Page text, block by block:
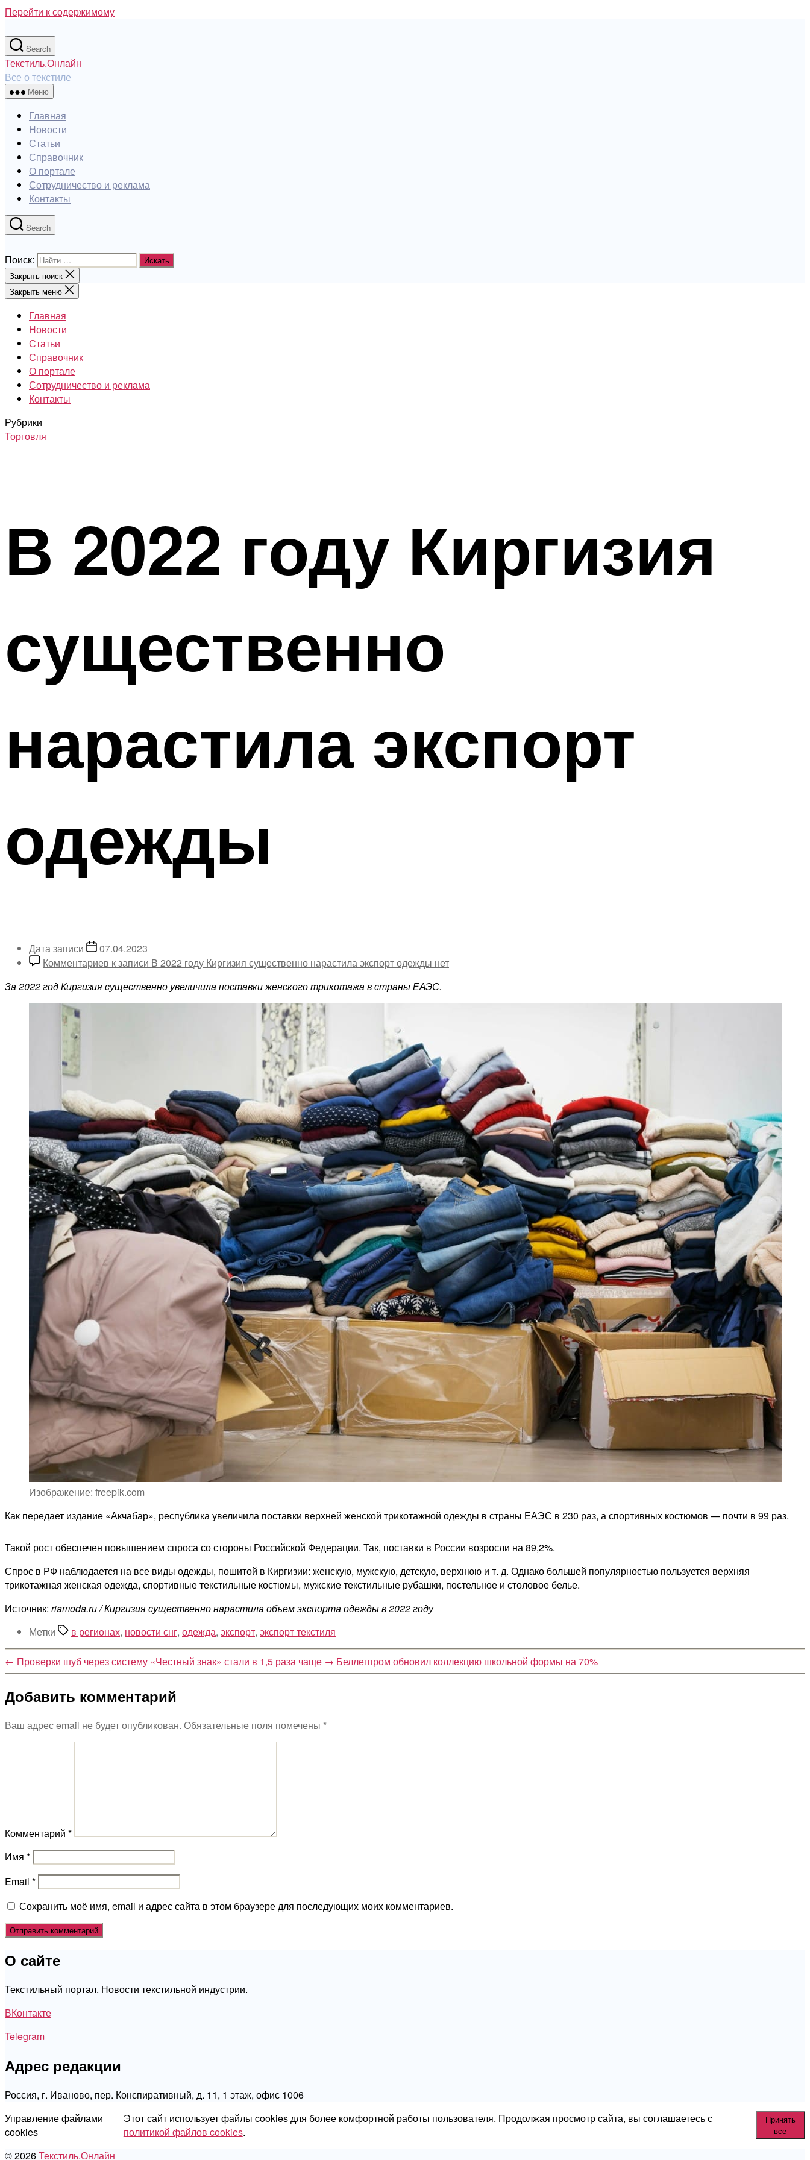
Перейти к содержимому
Search
Текстиль.Онлайн
Все о текстиле
Меню
Главная
Новости
Статьи
Справочник
О портале
Сотрудничество и реклама
Контакты
Search
Поиск:
Закрыть поиск
Закрыть меню
Главная
Новости
Статьи
Справочник
О портале
Сотрудничество и реклама
Контакты
Рубрики
Торговля
В 2022 году Киргизия
существенно
нарастила экспорт
одежды
Дата записи
07.04.2023
Комментариев к записи В 2022 году Киргизия существенно нарастила экспорт одежды нет
За 2022 год Киргизия существенно увеличила поставки женского трикотажа в страны ЕАЭС.
Изображение: freepik.com
Как передает издание «Акчабар», республика увеличила поставки верхней женской трикотажной одежды в страны ЕАЭС в 230 раз, а спортивных костюмов — почти в 99 раз.
Такой рост обеспечен повышением спроса со стороны Российской Федерации. Так, поставки в России возросли на 89,2%.
Спрос в РФ наблюдается на все виды одежды, пошитой в Киргизии: женскую, мужскую, детскую, верхнюю и т. д. Однако большей популярностью пользуется верхняя
трикотажная женская одежда, спортивные текстильные костюмы, мужские текстильные рубашки, постельное и столовое белье.
Источник: riamoda.ru / Киргизия существенно нарастила объем экспорта одежды в 2022 году
Метки
в регионах, новости снг, одежда, экспорт, экспорт текстиля
← Проверки шуб через систему «Честный знак» стали в 1,5 раза чаще → Беллегпром обновил коллекцию школьной формы на 70%
Добавить комментарий
Ваш адрес email не будет опубликован. Обязательные поля помечены *
Комментарий *
Имя *
Email *
Сохранить моё имя, email и адрес сайта в этом браузере для последующих моих комментариев.
О сайте
Текстильный портал. Новости текстильной индустрии.
ВКонтакте
Telegram
Адрес редакции
Россия, г. Иваново, пер. Конспиративный, д. 11, 1 этаж, офис 1006
Управление файлами
cookies
Этот сайт использует файлы cookies для более комфортной работы пользователя. Продолжая просмотр сайта, вы соглашаетесь с
политикой файлов cookies.
Принять
все
© 2026Текстиль.Онлайн